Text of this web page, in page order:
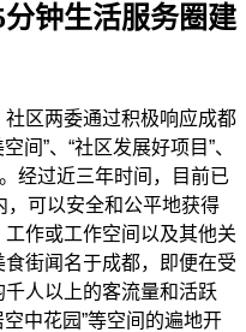
分钟生活服务圈建
区两委通过积极响应成都
间”、“社区发展好项目”、
经过近三年时间，目前已
，可以安全和公平地获得
作或工作空间以及其他关
街闻名于成都，即便在受
人以上的客流量和活跃
空中花园”等空间的遍地开